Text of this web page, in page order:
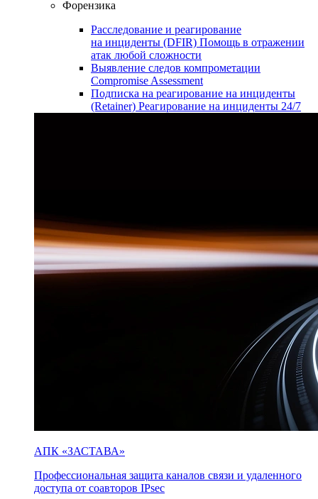
Форензика
Расследование и реагирование
на инциденты (DFIR) Помощь в отражении
атак любой сложности
Выявление следов компрометации
Compromise Assessment
Подписка на реагирование на инциденты
(Retainer) Реагирование на инциденты 24/7
АПК «ЗАСТАВА»
Профессиональная защита каналов связи и удаленного
доступа от соавторов IPsec